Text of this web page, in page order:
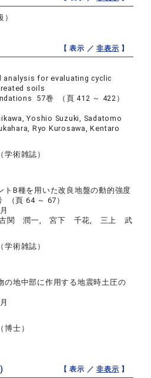
【 表示 ／非表示 】
analysis for evaluating cyclic
soils
57巻 （頁 412 ～ 422）
Yoshio Suzuki, Sadatomo
Ryo Kurosawa, Kentaro
学術雑誌）
トB種を用いた改良地盤の動的強度
頁 64 ～ 67）
関 潤一, 宮下 千花, 三上 武
学術雑誌）
の地中部に作用する地震時土圧の
博士）
【 表示 ／非表示 】